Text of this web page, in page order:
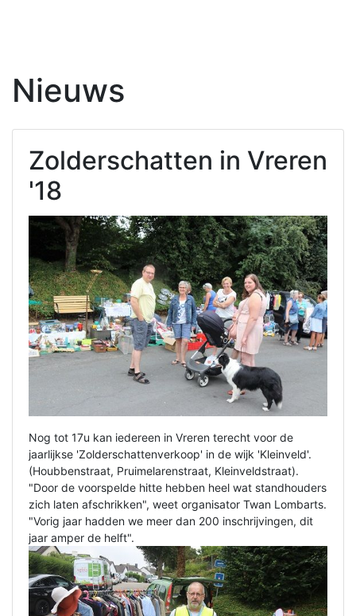
Nieuws
Zolderschatten in Vreren
'18
Nog tot 17u kan iedereen in Vreren terecht voor de
jaarlijkse 'Zolderschattenverkoop' in de wijk 'Kleinveld'.
(Houbbenstraat, Pruimelarenstraat, Kleinveldstraat).
"Door de voorspelde hitte hebben heel wat standhouders
zich laten afschrikken", weet organisator Twan Lombarts.
"Vorig jaar hadden we meer dan 200 inschrijvingen, dit
jaar amper de helft".